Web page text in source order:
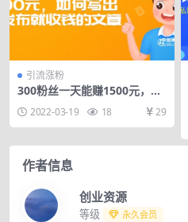
引流涨粉
300粉丝一天能赚1500元，如
2022-03-19 18 29
作者信息
创业资源
等级 永久会员